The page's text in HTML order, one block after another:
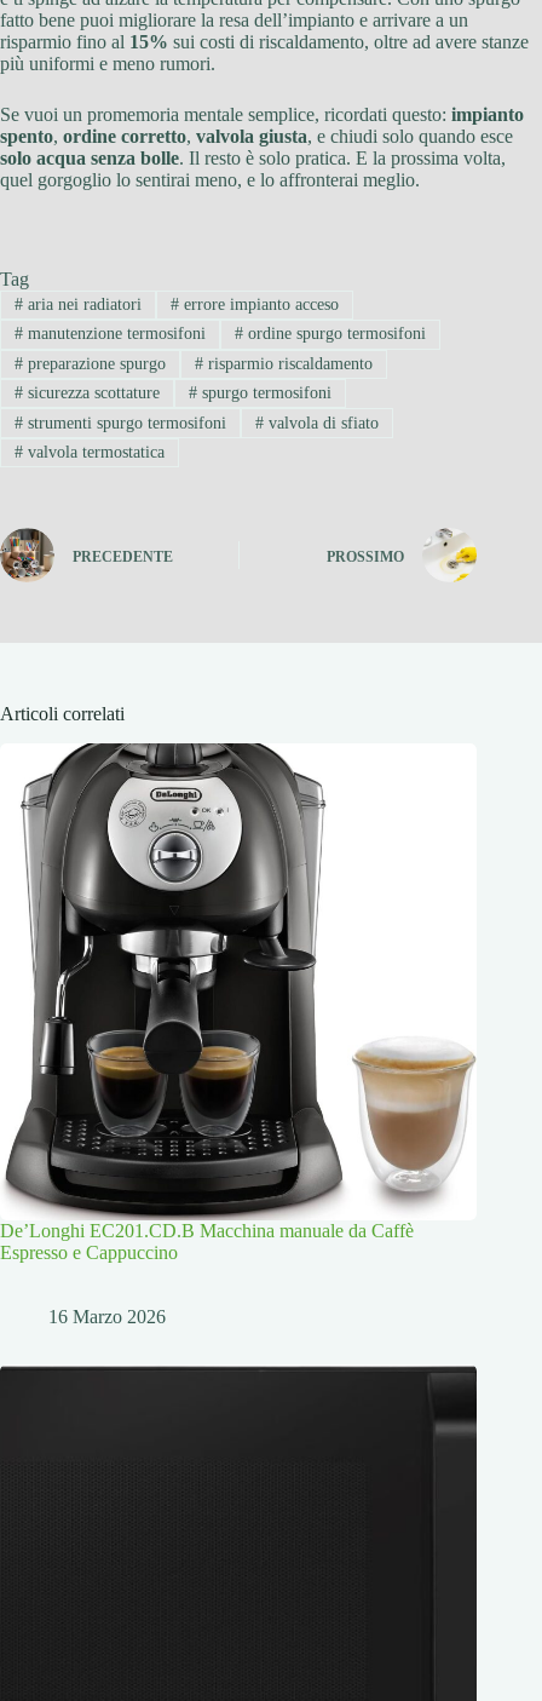
fatto bene puoi migliorare la resa dell’impianto e arrivare a un
risparmio fino al 15% sui costi di riscaldamento, oltre ad avere stanze
più uniformi e meno rumori.
Se vuoi un promemoria mentale semplice, ricordati questo: impianto
spento, ordine corretto, valvola giusta, e chiudi solo quando esce
solo acqua senza bolle. Il resto è solo pratica. E la prossima volta,
quel gorgoglio lo sentirai meno, e lo affronterai meglio.
Tag
#aria nei radiatori #errore impianto acceso
#manutenzione termosifoni #ordine spurgo termosifoni
#preparazione spurgo #risparmio riscaldamento
#sicurezza scottature #spurgo termosifoni
#strumenti spurgo termosifoni #valvola di sfiato
#valvola termostatica
PRECEDENTE PROSSIMO
Articoli correlati
De’Longhi EC201.CD.B Macchina manuale da Caffè
Espresso e Cappuccino
16 Marzo 2026